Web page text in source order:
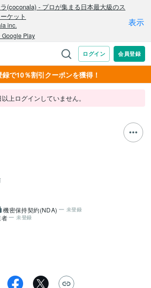
録で10％割引クーポンを獲得！
上ログインしていません。
機密保持契約(NDA) 未登録
未登録